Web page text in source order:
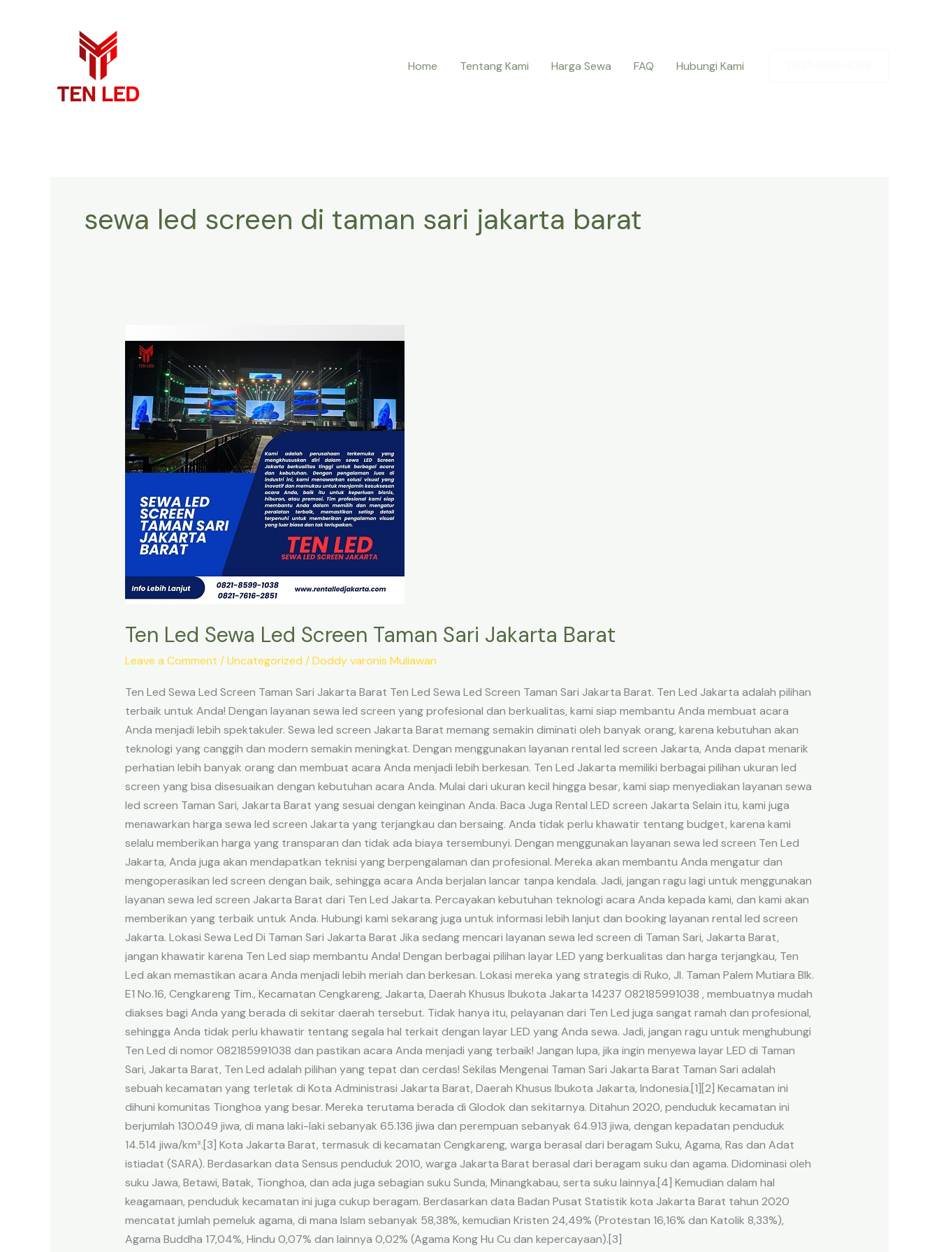
Home
Tentang Kami Harga Sewa FAQ Hubungi Kami
sewa led screen di taman sari jakarta barat
Ten Led Sewa Led Screen Taman Sari Jakarta Barat
Leave a Comment /Uncategorized /Doddy varonis Muliawan
Ten Led Sewa Led Screen Taman Sari Jakarta Barat Ten Led Sewa Led Screen Taman Sari Jakarta Barat. Ten Led Jakarta adalah pilihan
terbaik untuk Anda! Dengan layanan sewa led screen yang profesional dan berkualitas, kami siap membantu Anda membuat acara
Anda menjadi lebih spektakuler. Sewa led screen Jakarta Barat memang semakin diminati oleh banyak orang, karena kebutuhan akan
teknologi yang canggih dan modern semakin meningkat. Dengan menggunakan layanan rental led screen Jakarta, Anda dapat menarik
perhatian lebih banyak orang dan membuat acara Anda menjadi lebih berkesan. Ten Led Jakarta memiliki berbagai pilihan ukuran led
screen yang bisa disesuaikan dengan kebutuhan acara Anda. Mulai dari ukuran kecil hingga besar, kami siap menyediakan layanan sewa
led screen Taman Sari, Jakarta Barat yang sesuai dengan keinginan Anda. Baca Juga Rental LED screen Jakarta Selain itu, kami juga
menawarkan harga sewa led screen Jakarta yang terjangkau dan bersaing. Anda tidak perlu khawatir tentang budget, karena kami
selalu memberikan harga yang transparan dan tidak ada biaya tersembunyi. Dengan menggunakan layanan sewa led screen Ten Led
Jakarta, Anda juga akan mendapatkan teknisi yang berpengalaman dan profesional. Mereka akan membantu Anda mengatur dan
mengoperasikan led screen dengan baik, sehingga acara Anda berjalan lancar tanpa kendala. Jadi, jangan ragu lagi untuk menggunakan
layanan sewa led screen Jakarta Barat dari Ten Led Jakarta. Percayakan kebutuhan teknologi acara Anda kepada kami, dan kami akan
memberikan yang terbaik untuk Anda. Hubungi kami sekarang juga untuk informasi lebih lanjut dan booking layanan rental led screen
Jakarta. Lokasi Sewa Led Di Taman Sari Jakarta Barat Jika sedang mencari layanan sewa led screen di Taman Sari, Jakarta Barat,
jangan khawatir karena Ten Led siap membantu Anda! Dengan berbagai pilihan layar LED yang berkualitas dan harga terjangkau, Ten
Led akan memastikan acara Anda menjadi lebih meriah dan berkesan. Lokasi mereka yang strategis di Ruko, Jl. Taman Palem Mutiara Blk.
E1 No.16, Cengkareng Tim., Kecamatan Cengkareng, Jakarta, Daerah Khusus Ibukota Jakarta 14237 082185991038 , membuatnya mudah
diakses bagi Anda yang berada di sekitar daerah tersebut. Tidak hanya itu, pelayanan dari Ten Led juga sangat ramah dan profesional,
sehingga Anda tidak perlu khawatir tentang segala hal terkait dengan layar LED yang Anda sewa. Jadi, jangan ragu untuk menghubungi
Ten Led di nomor 082185991038 dan pastikan acara Anda menjadi yang terbaik! Jangan lupa, jika ingin menyewa layar LED di Taman
Sari, Jakarta Barat, Ten Led adalah pilihan yang tepat dan cerdas! Sekilas Mengenai Taman Sari Jakarta Barat Taman Sari adalah
sebuah kecamatan yang terletak di Kota Administrasi Jakarta Barat, Daerah Khusus Ibukota Jakarta, Indonesia.[1][2] Kecamatan ini
dihuni komunitas Tionghoa yang besar. Mereka terutama berada di Glodok dan sekitarnya. Ditahun 2020, penduduk kecamatan ini
berjumlah 130.049 jiwa, di mana laki-laki sebanyak 65.136 jiwa dan perempuan sebanyak 64.913 jiwa, dengan kepadatan penduduk
14.514 jiwa/km².[3] Kota Jakarta Barat, termasuk di kecamatan Cengkareng, warga berasal dari beragam Suku, Agama, Ras dan Adat
istiadat (SARA). Berdasarkan data Sensus penduduk 2010, warga Jakarta Barat berasal dari beragam suku dan agama. Didominasi oleh
suku Jawa, Betawi, Batak, Tionghoa, dan ada juga sebagian suku Sunda, Minangkabau, serta suku lainnya.[4] Kemudian dalam hal
keagamaan, penduduk kecamatan ini juga cukup beragam. Berdasarkan data Badan Pusat Statistik kota Jakarta Barat tahun 2020
mencatat jumlah pemeluk agama, di mana Islam sebanyak 58,38%, kemudian Kristen 24,49% (Protestan 16,16% dan Katolik 8,33%),
Agama Buddha 17,04%, Hindu 0,07% dan lainnya 0,02% (Agama Kong Hu Cu dan kepercayaan).[3]
Led
Sewa
Led
Screen
Taman
Sari
Jakarta